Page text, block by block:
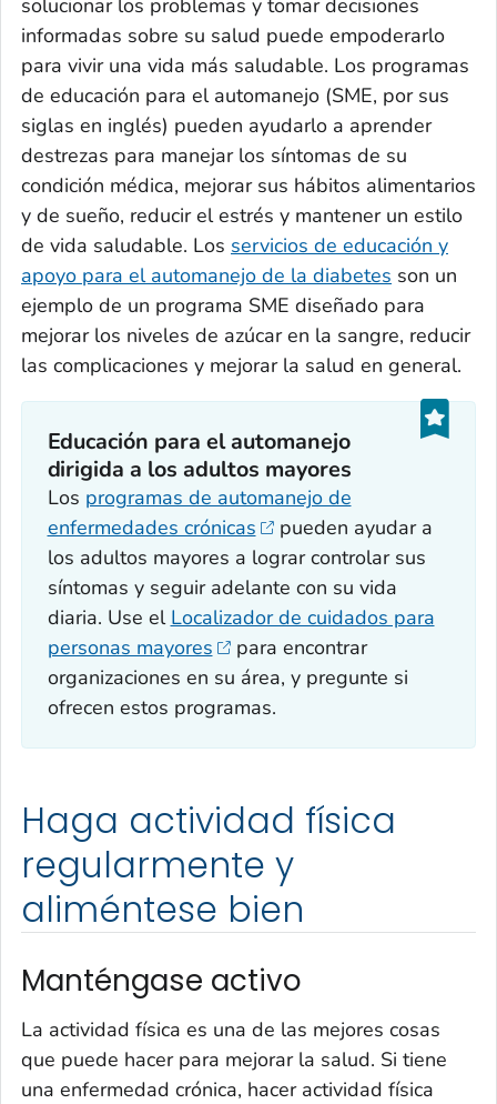
solucionar los problemas y tomar decisiones
informadas sobre su salud puede empoderarlo
para vivir una vida más saludable. Los programas
de educación para el automanejo (SME, por sus
siglas en inglés) pueden ayudarlo a aprender
destrezas para manejar los síntomas de su
condición médica, mejorar sus hábitos alimentarios
y de sueño, reducir el estrés y mantener un estilo
de vida saludable. Los servicios de educación y
apoyo para el automanejo de la diabetes son un
ejemplo de un programa SME diseñado para
mejorar los niveles de azúcar en la sangre, reducir
las complicaciones y mejorar la salud en general.
Educación para el automanejo
dirigida a los adultos mayores
Los programas de automanejo de
enfermedades crónicas
pueden ayudar a
los adultos mayores a lograr controlar sus
síntomas y seguir adelante con su vida
diaria. Use el Localizador de cuidados para
personas mayores
para encontrar
organizaciones en su área, y pregunte si
ofrecen estos programas.
Haga actividad física
regularmente y
aliméntese bien
Manténgase activo
La actividad física es una de las mejores cosas
que puede hacer para mejorar la salud. Si tiene
una enfermedad crónica, hacer actividad física